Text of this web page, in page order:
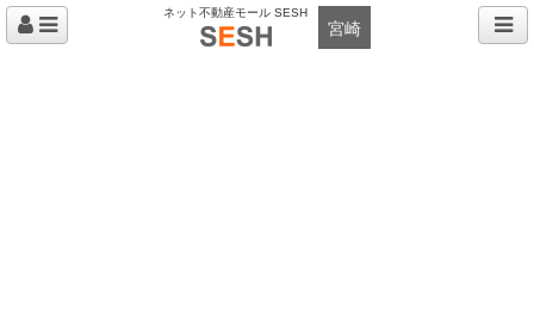
ネット不動産モール SESH
宮崎